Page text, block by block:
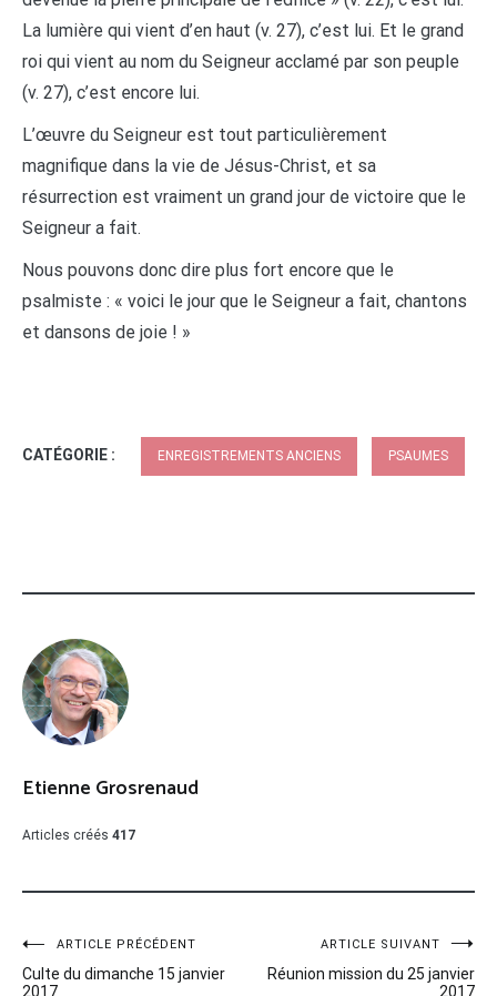
La lumière qui vient d’en haut (v. 27), c’est lui. Et le grand
roi qui vient au nom du Seigneur acclamé par son peuple
(v. 27), c’est encore lui.
L’œuvre du Seigneur est tout particulièrement
magnifique dans la vie de Jésus-Christ, et sa
résurrection est vraiment un grand jour de victoire que le
Seigneur a fait.
Nous pouvons donc dire plus fort encore que le
psalmiste : « voici le jour que le Seigneur a fait, chantons
et dansons de joie ! »
CATÉGORIE : ENREGISTREMENTS ANCIENS PSAUMES
Etienne Grosrenaud
Articles créés 417
Navigation
ARTICLE PRÉCÉDENT
Culte du dimanche 15 janvier
2017
ARTICLE SUIVANT
Réunion mission du 25 janvier
2017